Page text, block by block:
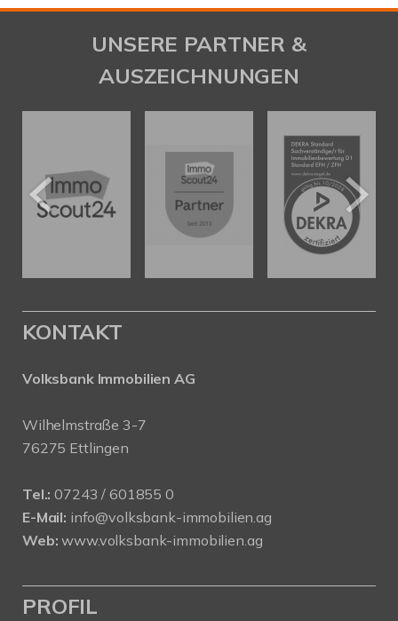
UNSERE PARTNER &
AUSZEICHNUNGEN
KONTAKT
Volksbank Immobilien AG
Wilhelmstraße 3-7
76275 Ettlingen
Tel.: 07243 / 601855 0
E-Mail: info@volksbank-immobilien.ag
Web: www.volksbank-immobilien.ag
PROFIL